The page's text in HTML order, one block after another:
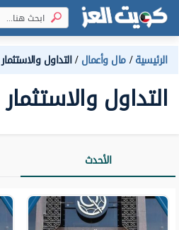
الرئيسية مال وأعمال التداول والاستثمار
التداول والاستثمار
الأحدث